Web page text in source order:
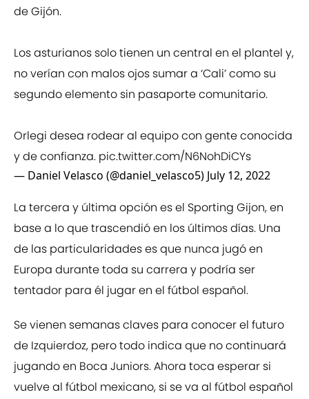
de Gijón.
Los asturianos solo tienen un central en el plantel y,
no verían con malos ojos sumar a ‘Cali’ como su
segundo elemento sin pasaporte comunitario.
Orlegi desea rodear al equipo con gente conocida
y de confianza. pic.twitter.com/N6NohDiCYs
— Daniel Velasco (@daniel_velasco5) July 12, 2022
La tercera y última opción es el Sporting Gijon, en
base a lo que trascendió en los últimos días. Una
de las particularidades es que nunca jugó en
Europa durante toda su carrera y podría ser
tentador para él jugar en el fútbol español.
Se vienen semanas claves para conocer el futuro
de Izquierdoz, pero todo indica que no continuará
jugando en Boca Juniors. Ahora toca esperar si
vuelve al fútbol mexicano, si se va al fútbol español